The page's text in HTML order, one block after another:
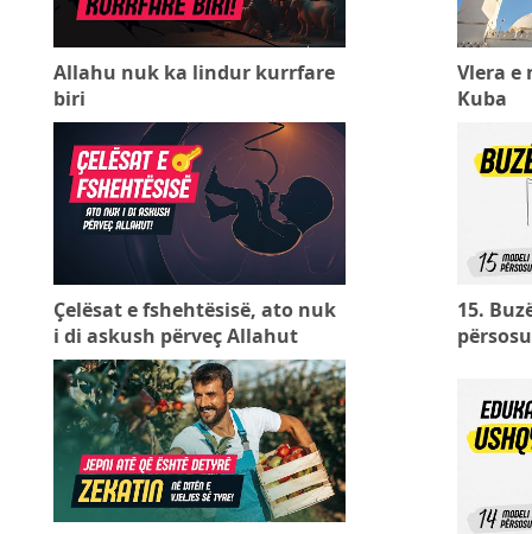
Allahu nuk ka lindur kurrfare
biri
Vlera e
Kuba
Çelësat e fshehtësisë, ato nuk
i di askush përveç Allahut
15.